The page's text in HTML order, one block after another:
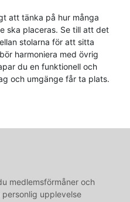
att tänka på hur många
ska placeras. Se till att det
stolarna för att sitta
harmoniera med övrig
du en funktionell och
och umgänge får ta plats.
medlemsförmåner och
upplevelse